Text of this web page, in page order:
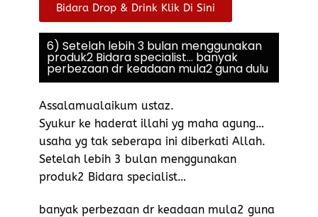
Bidara Drop & Drink Klik Di Sini
6) Setelah lebih 3 bulan menggunakan
produk2 Bidara specialist... banyak
perbezaan dr keadaan mula2 guna dulu
Assalamualaikum ustaz.
Syukur ke haderat illahi yg maha agung…
usaha yg tak seberapa ini diberkati Allah.
Setelah lebih 3 bulan menggunakan
produk2 Bidara specialist…
banyak perbezaan dr keadaan mula2 guna